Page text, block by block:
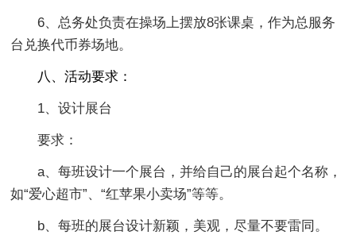
6、总务处负责在操场上摆放8张课桌，作为总服务
台兑换代币券场地。
八、活动要求：
1、设计展台
要求：
a、每班设计一个展台，并给自己的展台起个名称，
如“爱心超市”、“红苹果小卖场”等等。
b、每班的展台设计新颖，美观，尽量不要雷同。